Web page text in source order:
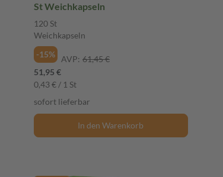
St Weichkapseln
120 St
Weichkapseln
-15%
AVP: 61,45 €
51,95 €
0,43 € / 1 St
sofort lieferbar
In den Warenkorb